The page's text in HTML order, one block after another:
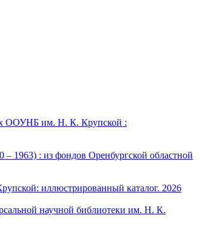
ООУНБ им. Н. К. Крупской :
1963) : из фондов Оренбургской областной
иллюстрированный каталог. 2026
научной библиотеки им. Н. К.